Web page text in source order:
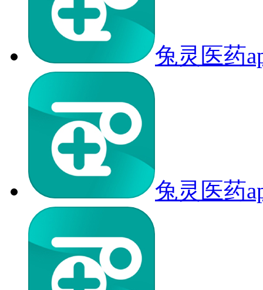
兔灵医药
兔灵医药